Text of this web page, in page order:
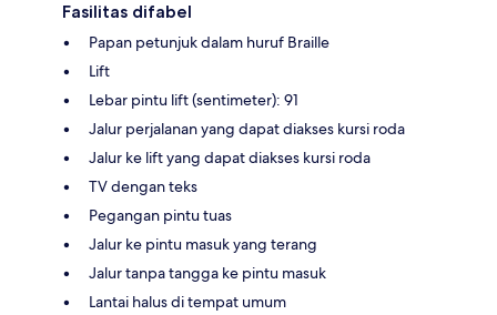
Fasilitas difabel
Papan petunjuk dalam huruf Braille
Lift
Lebar pintu lift (sentimeter): 91
Jalur perjalanan yang dapat diakses kursi roda
Jalur ke lift yang dapat diakses kursi roda
TV dengan teks
Pegangan pintu tuas
Jalur ke pintu masuk yang terang
Jalur tanpa tangga ke pintu masuk
Lantai halus di tempat umum